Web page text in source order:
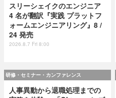
スリーシェイクのエンジニア
4 名が翻訳『実践 プラットフ
ォームエンジニアリング』8 /
24 発売
2026.8.7 Fri 8:00
研修・セミナー・カンファレンス
人事異動から退職処理までの